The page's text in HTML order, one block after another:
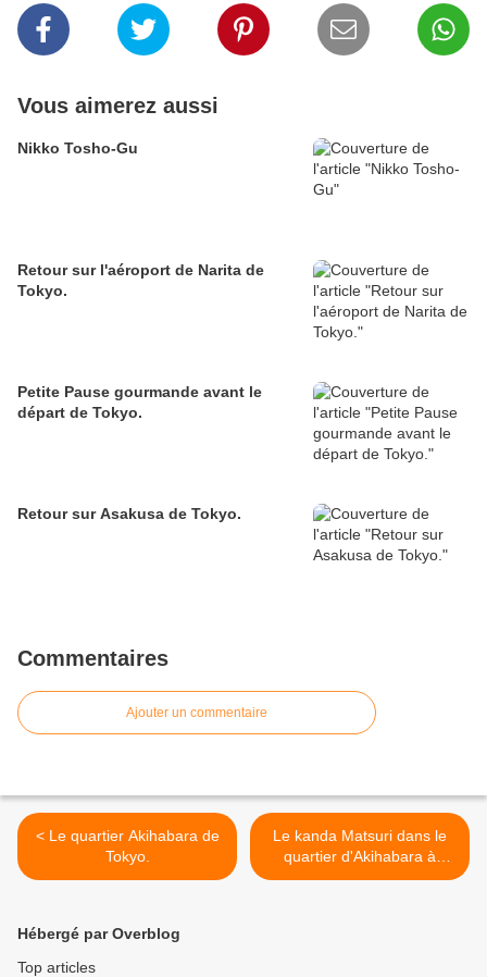
Vous aimerez aussi
Nikko Tosho-Gu
Retour sur l'aéroport de Narita de
Tokyo.
Petite Pause gourmande avant le
départ de Tokyo.
Retour sur Asakusa de Tokyo.
Commentaires
Ajouter un commentaire
< Le quartier Akihabara de
Tokyo.
Le kanda Matsuri dans le
quartier d'Akihabara à
Tokyo. >
Hébergé par Overblog
Top articles